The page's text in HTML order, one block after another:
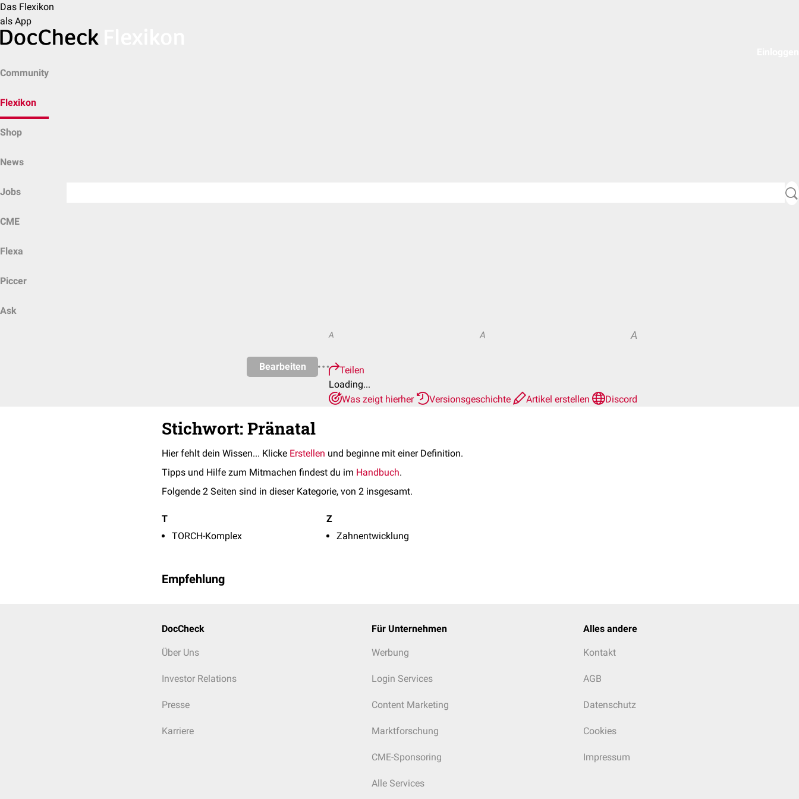
Das Flexikon
als App
Community
Flexikon
Shop
News
Jobs
CME
Flexa
Piccer
Ask
Bearbeiten
A A A
Teilen
Loading...
Was zeigt hierher
Versionsgeschichte Artikel erstellen Discord
Stichwort: Pränatal
Hier fehlt dein Wissen... Klicke Erstellen und beginne mit einer Definition.
Tipps und Hilfe zum Mitmachen findest du im Handbuch.
Folgende 2 Seiten sind in dieser Kategorie, von 2 insgesamt.
T
TORCH-Komplex
Z
Zahnentwicklung
Empfehlung
DocCheck
Über Uns
Investor Relations
Presse
Karriere
Für Unternehmen
Werbung
Login Services
Content Marketing
Marktforschung
CME-Sponsoring
Alle Services
Alles andere
Kontakt
AGB
Datenschutz
Cookies
Impressum